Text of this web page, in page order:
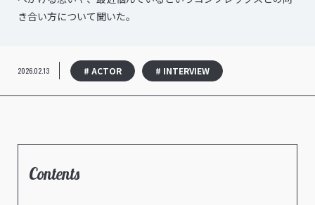
き合い方について聞いた。
2026.02.13 # ACTOR # INTERVIEW
Contents